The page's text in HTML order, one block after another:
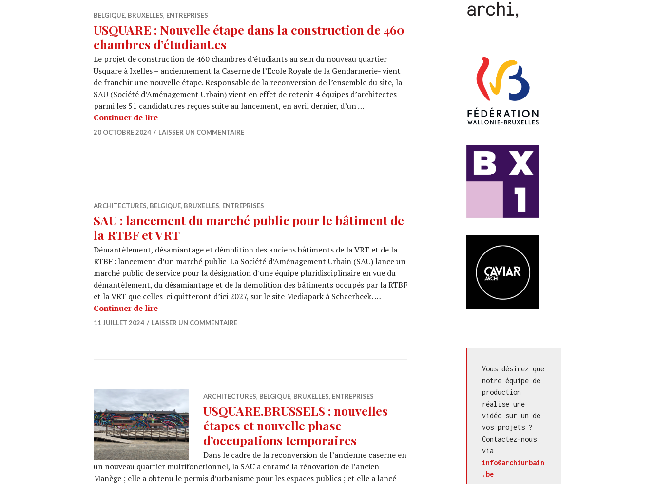
BELGIQUE, BRUXELLES, ENTREPRISES
USQUARE : Nouvelle étape dans la construction de 460
chambres d’étudiant.es
Le projet de construction de 460 chambres d’étudiants au sein du nouveau quartier
Usquare à Ixelles – anciennement la Caserne de l’Ecole Royale de la Gendarmerie- vient
de franchir une nouvelle étape. Responsable de la reconversion de l’ensemble du site, la
SAU (Société d’Aménagement Urbain) vient en effet de retenir 4 équipes d’architectes
parmi les 51 candidatures reçues suite au lancement, en avril dernier, d’un …
Continuer de lireUSQUARE : Nouvelle étape dans la construction de 460 chambres d’étudiant.es
20 OCTOBRE 2024 LAISSER UN COMMENTAIRE
ARCHITECTURES, BELGIQUE, BRUXELLES, ENTREPRISES
SAU : lancement du marché public pour le bâtiment de
la RTBF et VRT
Démantèlement, désamiantage et démolition des anciens bâtiments de la VRT et de la
RTBF : lancement d’un marché public La Société d’Aménagement Urbain (SAU) lance un
marché public de service pour la désignation d’une équipe pluridisciplinaire en vue du
démantèlement, du désamiantage et de la démolition des bâtiments occupés par la RTBF
et la VRT que celles-ci quitteront d’ici 2027, sur le site Mediapark à Schaerbeek. …
Continuer de lireSAU : lancement du marché public pour le bâtiment de la RTBF et VRT
11 JUILLET 2024 LAISSER UN COMMENTAIRE
ARCHITECTURES, BELGIQUE, BRUXELLES, ENTREPRISES
USQUARE.BRUSSELS : nouvelles
étapes et nouvelle phase
d’occupations temporaires
Dans le cadre de la reconversion de l’ancienne caserne en
un nouveau quartier multifonctionnel, la SAU a entamé la rénovation de l’ancien
Manège ; elle a obtenu le permis d’urbanisme pour les espaces publics ; et elle a lancé
Vous désirez que
notre équipe de
production
réalise une
vidéo sur un de
vos projets ?
Contactez-nous
info@archiurbain
.be